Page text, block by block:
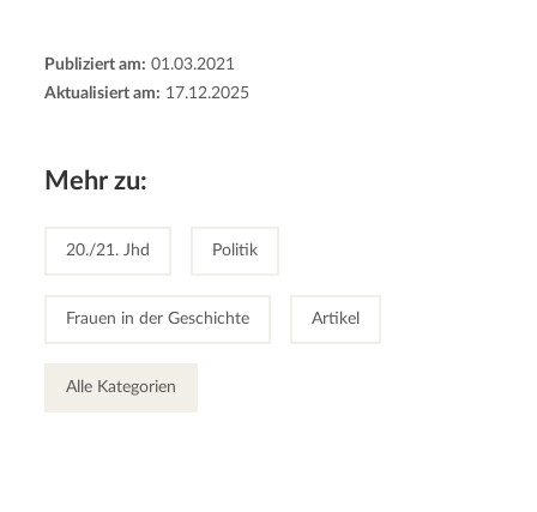
Publiziert am: 01.03.2021
Aktualisiert am: 17.12.2025
Mehr zu:
20./21. Jhd Politik
Frauen in der Geschichte Artikel
Alle Kategorien